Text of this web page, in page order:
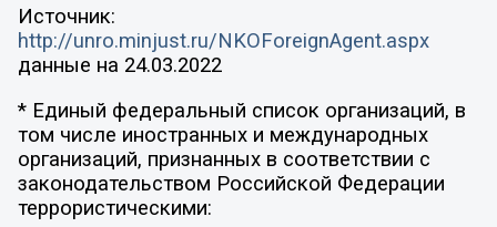
Источник:
http://unro.minjust.ru/NKOForeignAgent.aspx
данные на 24.03.2022
* Единый федеральный список организаций, в
том числе иностранных и международных
организаций, признанных в соответствии с
законодательством Российской Федерации
террористическими: